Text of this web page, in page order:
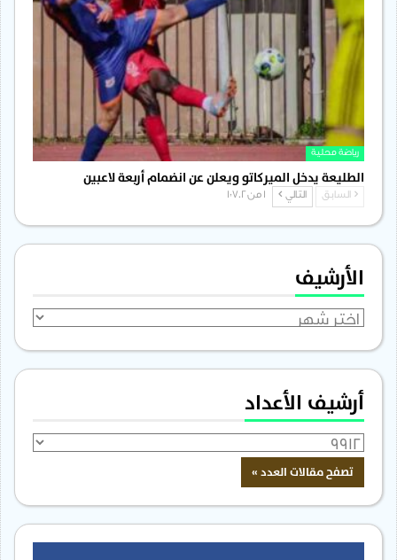
رياضة محلية
الطليعة يدخل الميركاتو ويعلن عن انضمام أربعة لاعبين
السابق التالي
الأرشيف
الأرشيف
أرشيف الأعداد